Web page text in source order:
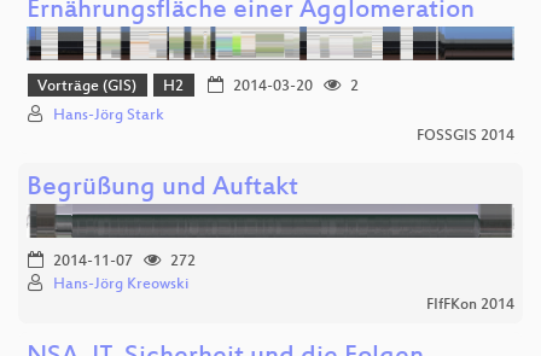
Ernährungsfläche einer Agglomeration
Vorträge (GIS) H2 2014-03-20
2
Hans-Jörg Stark
FOSSGIS 2014
Begrüßung und Auftakt
2014-11-07
272
Hans-Jörg Kreowski
FIfFKon 2014